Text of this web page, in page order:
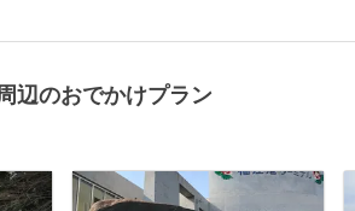
辺のおでかけプラン